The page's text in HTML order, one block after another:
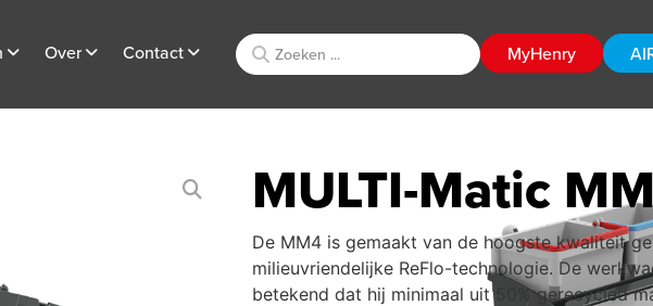
Over Contact MyHenry
MULTI-Matic
De MM4 is gemaakt van de hoogste kwaliteit
milieuvriendelijke ReFlo-technologie. De
betekend dat hij minimaal uit 50% gerecycled